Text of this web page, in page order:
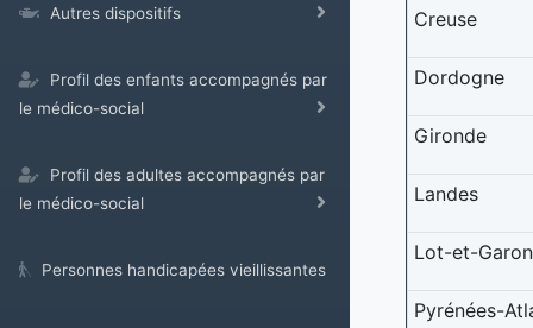
Autres dispositifs
Profil des enfants accompagnés par
le médico-social
Profil des adultes accompagnés par
le médico-social
Personnes handicapées vieillissantes
Creuse
Dordogne
Gironde
Landes
Lot-et-
Pyrénées-